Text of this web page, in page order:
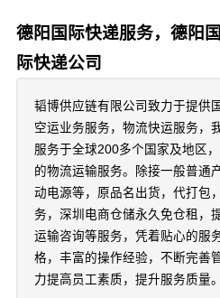
德阳国际快递服务，德阳
际快递公司
韬博供应链有限公司致力于提供
空运业务服务，物流快运服务，
服务于全球200多个国家及地区
的物流运输服务。除接一般普通
动电源等，原品名出货，代打包
务，深圳电商仓储永久免仓租，
运输咨询等服务，凭着贴心的服
格，丰富的操作经验，不断完善
力提高员工素质，提升服务质量。